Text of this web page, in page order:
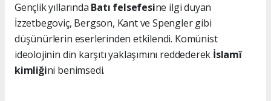
Gençlik yıllarında Batı felsefesine ilgi duyan
İzzetbegoviç, Bergson, Kant ve Spengler gibi
düşünürlerin eserlerinden etkilendi. Komünist
ideolojinin din karşıtı yaklaşımını reddederek İslamî
kimliğini benimsedi.